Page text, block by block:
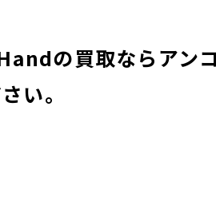
の買取ならアンコ
い。